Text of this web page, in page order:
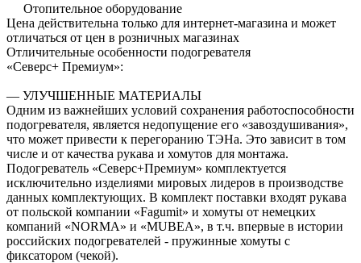
Отопительное оборудование
Цена действительна только для интернет-магазина и может
отличаться от цен в розничных магазинах
Отличительные особенности подогревателя
«Северс+ Премиум»:
— УЛУЧШЕННЫЕ МАТЕРИАЛЫ
Одним из важнейших условий сохранения работоспособности
подогревателя, является недопущение его «завоздушивания»,
что может привести к перегоранию ТЭНа. Это зависит в том
числе и от качества рукава и хомутов для монтажа.
Подогреватель «Северс+Премиум» комплектуется
исключительно изделиями мировых лидеров в производстве
данных комплектующих. В комплект поставки входят рукава
от польской компании «Fagumit» и хомуты от немецких
компаний «NORMA» и «MUBEA», в т.ч. впервые в истории
российских подогревателей - пружинные хомуты с
фиксатором (чекой).